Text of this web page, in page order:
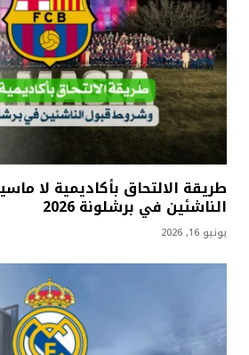
طريقة الالتحاق بأكاديمية لا
الناشئين في برشلونة 2026
يونيو 16, 2026